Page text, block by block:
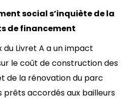
social s’inquiète de la
de financement
du Livret A a un impact
le coût de construction des
de la rénovation du parc
prêts accordés aux bailleurs